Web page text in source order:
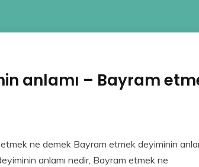
anlamı – Bayram
ne demek Bayram etmek deyiminin
anlamı nedir, Bayram etmek ne